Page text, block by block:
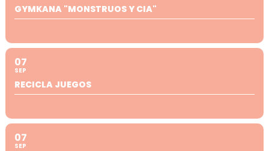
GYMKANA "MONSTRUOS Y CIA"
07
SEP
RECICLA JUEGOS
07
SEP